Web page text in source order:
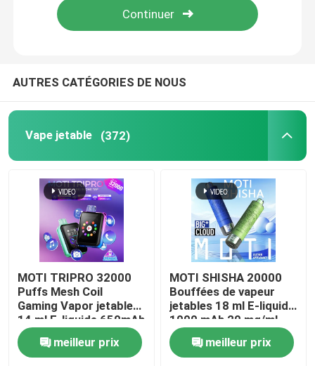
Vape HQD
Vapeur de fumée
AUTRES CATÉGORIES DE NOUS
Vape jetable (372)
MOTI TRIPRO 32000
Puffs Mesh Coil
Gaming Vapor jetable
14 ml E-liquide 650mAh
50 mg de nicotine
meilleur prix
MOTI SHISHA 20000
Bouffées de vapeur
jetables 18 ml E-liquide
1000 mAh 20 mg/ml
Nicotine de type C
meilleur prix